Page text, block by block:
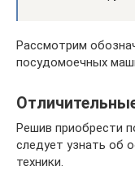
Рассмотрим
посудомоечных
Решив приобрести
следует узнать об
техники.